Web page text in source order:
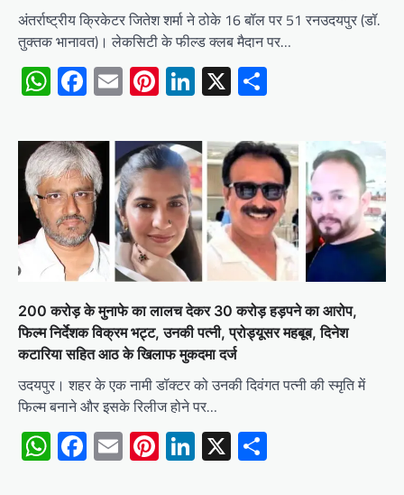
अंतर्राष्ट्रीय क्रिकेटर जितेश शर्मा ने ठोके 16 बॉल पर 51 रनउदयपुर (डॉ.
तुक्तक भानावत)। लेकसिटी के फील्ड क्लब मैदान पर…
WhatsApp
Facebook
EmailPinterest
LinkedIn
X
200 करोड़ के मुनाफे का लालच देकर 30 करोड़ हड़पने का आरोप,
फिल्म निर्देशक विक्रम भट्ट, उनकी पत्नी, प्रोड्यूसर महबूब, दिनेश
कटारिया सहित आठ के खिलाफ मुकदमा दर्ज
उदयपुर। शहर के एक नामी डॉक्टर को उनकी दिवंगत पत्नी की स्मृति में
फिल्म बनाने और इसके रिलीज होने पर…
WhatsApp
Facebook
EmailPinterest
LinkedIn
X